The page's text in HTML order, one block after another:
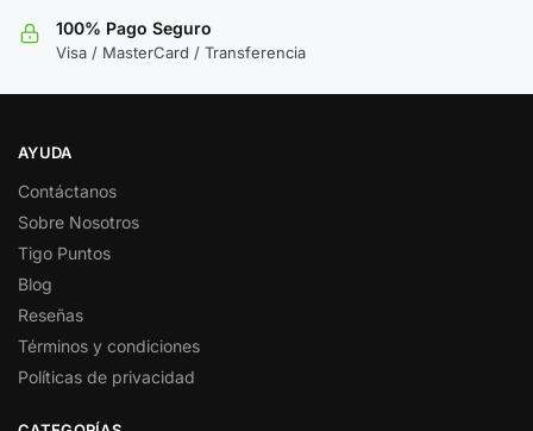
100% Pago Seguro
Visa / MasterCard / Transferencia
AYUDA
Contáctanos
Sobre Nosotros
Tigo Puntos
Blog
Reseñas
Términos y condiciones
Políticas de privacidad